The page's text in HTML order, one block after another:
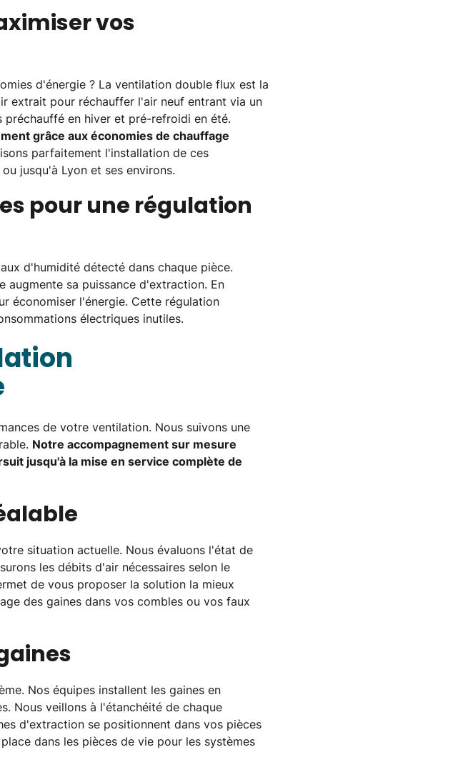
vos
d'énergie ? La ventilation double flux est la
extrait pour réchauffer l'air neuf entrant via un
préchauffé en hiver et pré-refroidi en été.
grâce aux économies de chauffage
parfaitement l'installation de ces
jusqu'à Lyon et ses environs.
pour une régulation
d'humidité détecté dans chaque pièce.
augmente sa puissance d'extraction. En
économiser l'énergie. Cette régulation
électriques inutiles.
de votre ventilation. Nous suivons une
Notre accompagnement sur mesure
jusqu'à la mise en service complète de
situation actuelle. Nous évaluons l'état de
les débits d'air nécessaires selon le
de vous proposer la solution la mieux
des gaines dans vos combles ou vos faux
Nos équipes installent les gaines en
Nous veillons à l'étanchéité de chaque
d'extraction se positionnent dans vos pièces
dans les pièces de vie pour les systèmes